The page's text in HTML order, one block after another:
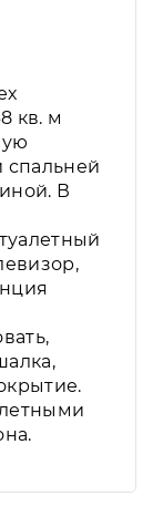
кв. м
спальней
В